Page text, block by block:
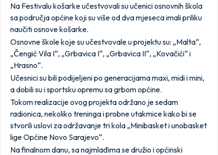
Na Festivalu košarke učestvovali su učenici osnovnih škola
sa područja općine koji su više od dva mjeseca imali priliku
naučiti osnove košarke.
Osnovne škole koje su učestvovale u projektu su: „Malta“,
„Čengić Vila I“, „Grbavica I“, „Grbavica II“, „Kovačići“ i
„Hrasno“.
Učesnici su bili podijeljeni po generacijama maxi, midi i mini,
a dobili su i sportsku opremu sa grbom općine.
Tokom realizacije ovog projekta održano je sedam
radionica, nekoliko treninga i probne utakmice kako bi se
stvorili uslovi za održavanje tri kola „Minibasket i unobasket
lige Općine Novo Sarajevo“.
Na finalnom danu, sa najmlađima se družio i općinski